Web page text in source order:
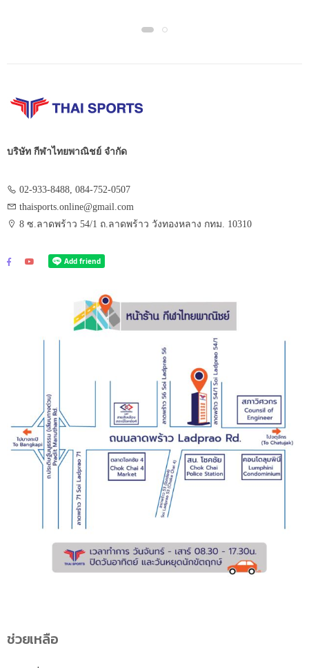
บริษัท กีฬาไทยพาณิชย์ จำกัด
02-933-8488, 084-752-0507
thaisports.online@gmail.com
8 ซ.ลาดพร้าว 54/1 ถ.ลาดพร้าว วังทองหลาง กทม. 10310
ช่วยเหลือ